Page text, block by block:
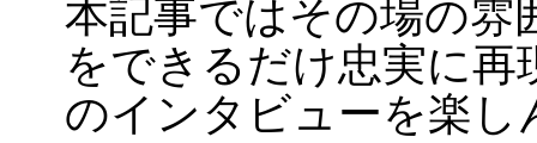
本記事ではその場の雰
をできるだけ忠実に
のインタビューを楽